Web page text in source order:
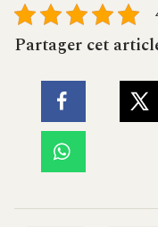
Partager cet